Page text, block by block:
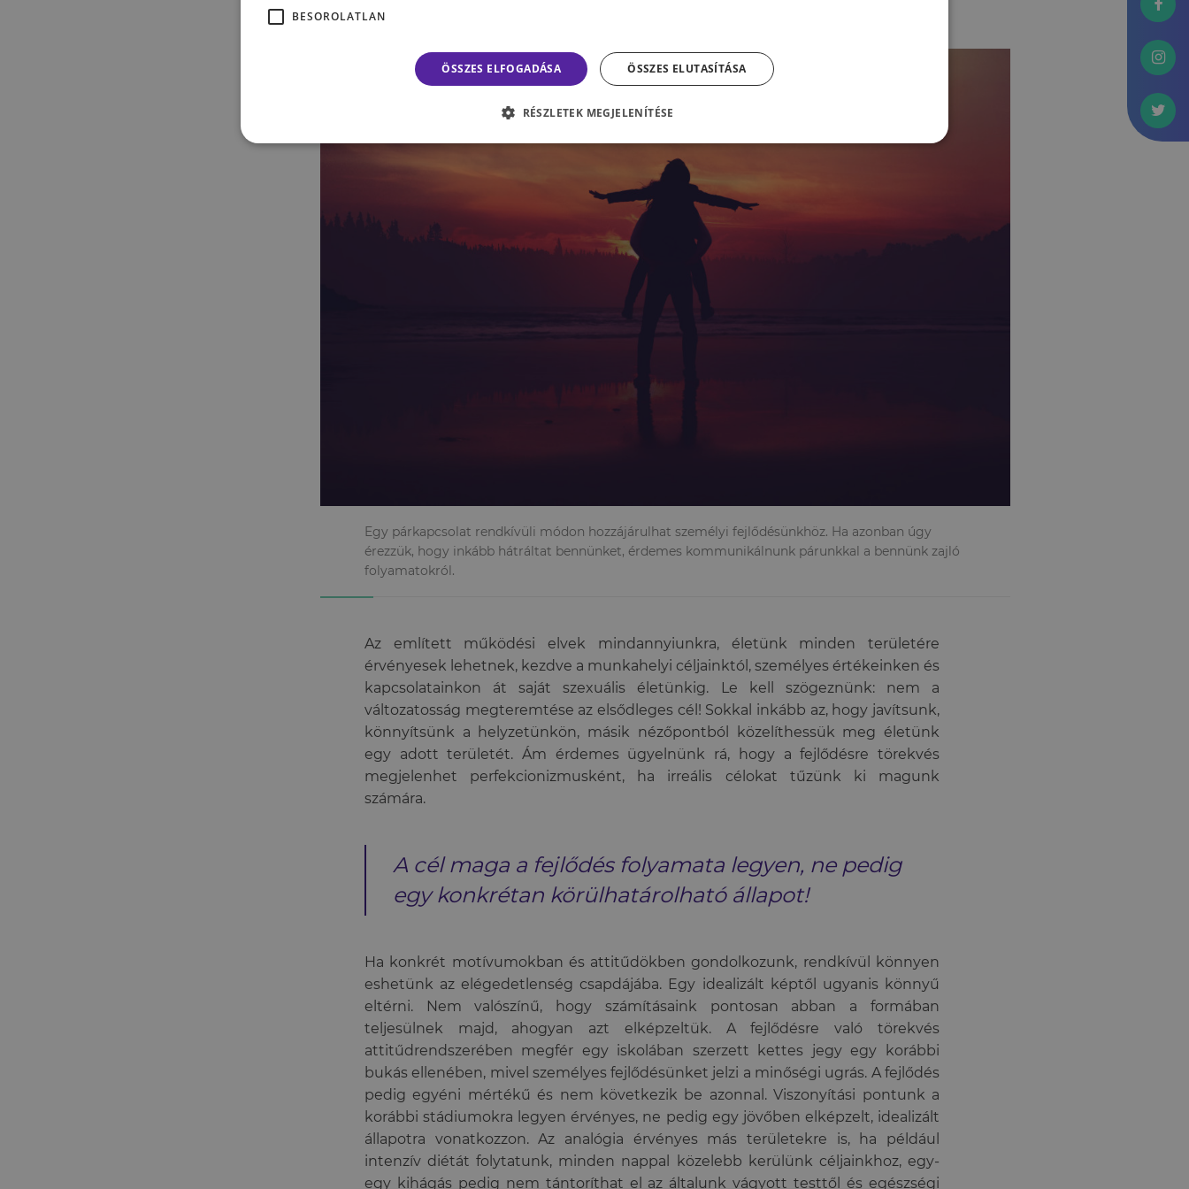
Egy párkapcsolat rendkívüli módon hozzájárulhat személyi fejlődésünkhöz. Ha azonban úgy
érezzük, hogy inkább hátráltat bennünket, érdemes kommunikálnunk párunkkal a bennünk zajló
folyamatokról.
Az említett működési elvek mindannyiunkra, életünk minden területére
érvényesek lehetnek, kezdve a munkahelyi céljainktól, személyes értékeinken és
kapcsolatainkon át saját szexuális életünkig. Le kell szögeznünk: nem a
változatosság megteremtése az elsődleges cél! Sokkal inkább az, hogy javítsunk,
könnyítsünk a helyzetünkön, másik nézőpontból közelíthessük meg életünk
egy adott területét. Ám érdemes ügyelnünk rá, hogy a fejlődésre törekvés
megjelenhet perfekcionizmusként, ha irreális célokat tűzünk ki magunk
számára.
A cél maga a fejlődés folyamata legyen, ne pedig
egy konkrétan körülhatárolható állapot!
Ha konkrét motívumokban és attitűdökben gondolkozunk, rendkívül könnyen
eshetünk az elégedetlenség csapdájába. Egy idealizált képtől ugyanis könnyű
eltérni. Nem valószínű, hogy számításaink pontosan abban a formában
teljesülnek majd, ahogyan azt elképzeltük. A fejlődésre való törekvés
attitűdrendszerében megfér egy iskolában szerzett kettes jegy egy korábbi
bukás ellenében, mivel személyes fejlődésünket jelzi a minőségi ugrás. A fejlődés
pedig egyéni mértékű és nem következik be azonnal. Viszonyítási pontunk a
korábbi stádiumokra legyen érvényes, ne pedig egy jövőben elképzelt, idealizált
állapotra vonatkozzon. Az analógia érvényes más területekre is, ha például
intenzív diétát folytatunk, minden nappal közelebb kerülünk céljainkhoz, egy-
egy kihágás pedig nem tántoríthat el az általunk vágyott testtől és egészségi
BESOROLATLAN
ÖSSZES ELFOGADÁSA ÖSSZES ELUTASÍTÁSA
RÉSZLETEK MEGJELENÍTÉSE